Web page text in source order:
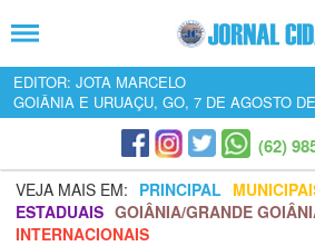
EDITOR: JOTA MARCELO
GOIÂNIA E URUAÇU, GO, 7 DE AGOSTO
(62)
VEJA MAIS EM: PRINCIPAL
ESTADUAIS GOIÂNIA/GRANDE
INTERNACIONAIS